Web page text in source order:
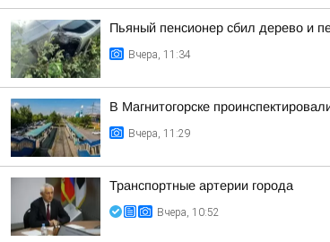
Пьяный пенсионер сбил дерево и
Вчера, 11:34
В Магнитогорске
Вчера, 11:29
Транспортные артерии города
Вчера, 10:52